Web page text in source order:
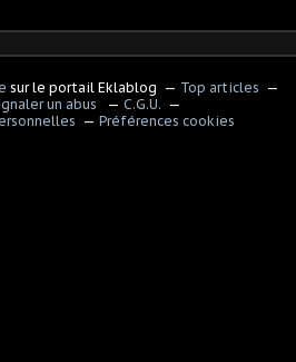
sur le portail Eklablog
Top articles
un abus
C.G.U.
Préférences cookies